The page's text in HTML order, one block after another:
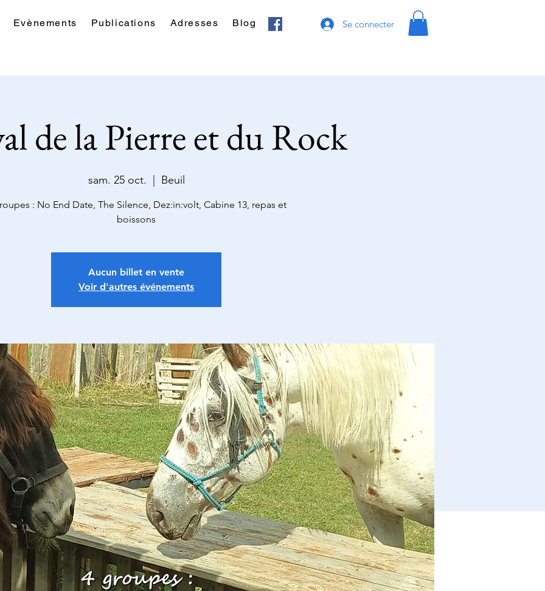
Evènements Publications Adresses Blog Se connecter
de la Pierre et du Rock
sam. 25 oct. Beuil
: No End Date, The Silence, Dez:in:volt, Cabine 13, repas et
boissons
Aucun billet en vente
Voir d'autres événements